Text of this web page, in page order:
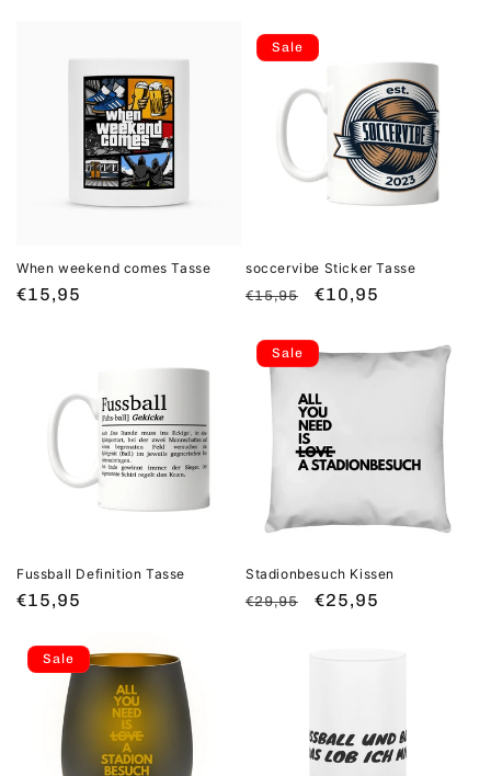
When weekend comes Tasse
Normaler
€15,95
Sale
soccervibe Sticker Tasse
Normaler
€15,95 Verkaufspreis
€10,95
Fussball Definition Tasse
Normaler
€15,95
Sale
Stadionbesuch Kissen
Normaler
€29,95 Verkaufspreis
€25,95
Sale